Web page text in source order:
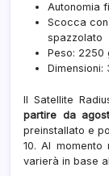
Autonomia
Scocca con
spazzolato
Peso: 2250
Dimensioni:
Il Satellite
partire da
preinstallato e
10. Al momento
varierà in base